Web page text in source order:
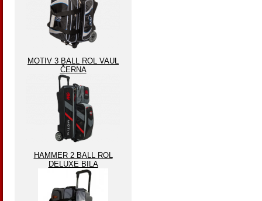
MOTIV 3 BALL ROL VAUL
ČERNA
HAMMER 2 BALL ROL
DELUXE BILA